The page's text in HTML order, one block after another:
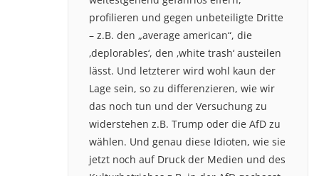
profilieren und gegen unbeteiligte Dritte
– z.B. den „average american“, die
‚deplorables‘, den ‚white trash‘ austeilen
lässt. Und letzterer wird wohl kaun der
Lage sein, so zu differenzieren, wie wir
das noch tun und der Versuchung zu
widerstehen z.B. Trump oder die AfD zu
wählen. Und genau diese Idioten, wie sie
jetzt noch auf Druck der Medien und des